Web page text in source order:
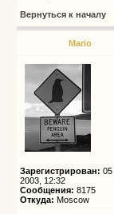
Вернуться к началу
Mario
Зарегистрирован:
2003, 12:32
Сообщения: 8175
Откуда: Moscow